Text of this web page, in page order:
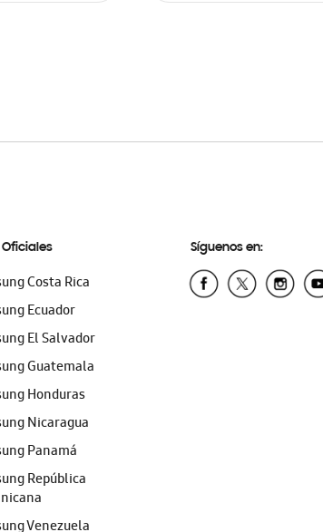
Oficiales
Costa Rica
Ecuador
El Salvador
Guatemala
Honduras
Nicaragua
Panamá
República
Venezuela
Síguenos en: